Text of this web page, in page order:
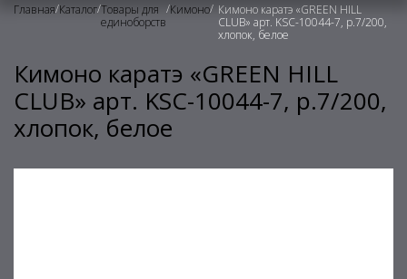
Главная/Каталог/Товары для
единоборств
/Кимоно/ Кимоно каратэ «GREEN HILL
CLUB» арт. KSC-10044-7, р.7/200,
хлопок, белое
Кимоно каратэ «GREEN HILL
CLUB» арт. KSC-10044-7, р.7/200,
хлопок, белое